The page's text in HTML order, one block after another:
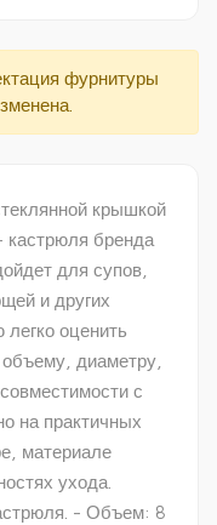
фурнитуры
крышкой
кастрюля бренда
для супов,
и других
оценить
диаметру,
с
на практичных
материале
ухода.
- Объем: 8